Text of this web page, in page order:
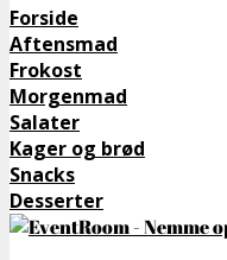
Forside
Aftensmad
Frokost
Morgenmad
Salater
Kager og brød
Snacks
Desserter